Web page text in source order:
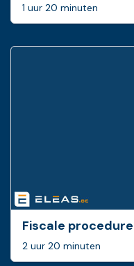
1 uur 20 minuten
Fiscale
2 uur 20 minuten